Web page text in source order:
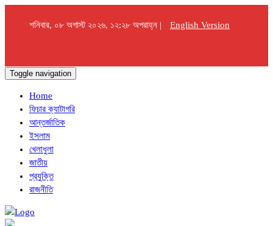
শনিবার, ০৮ অগাস্ট ২০২৬, ১২:২৮ অপরাহ্ন | English Version
Toggle navigation
Home
ফিচার ক্যাটাগরি
আন্তর্জাতিক
ইসলাম
খেলাধুলা
জাতীয়
প্রযুক্তি
রাজনীতি